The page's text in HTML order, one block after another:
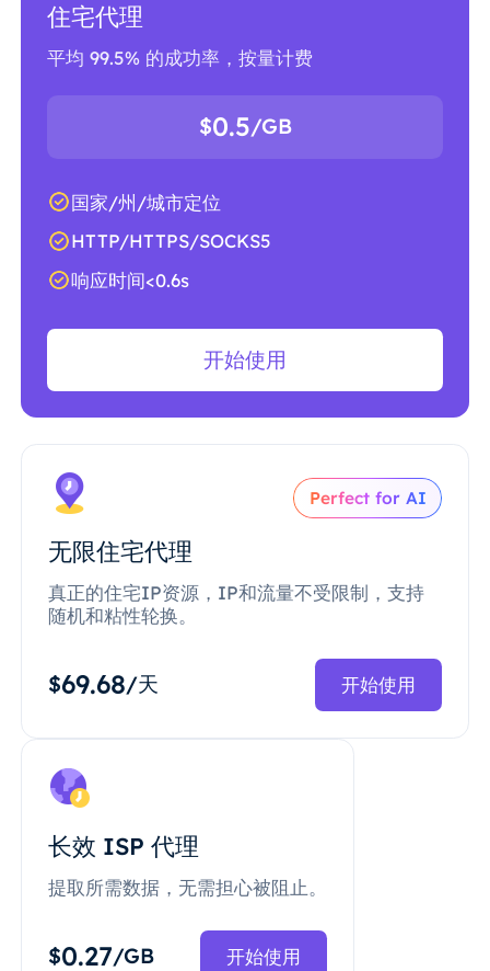
住宅代理
平均 99.5% 的成功率，按量计费
$0.5/GB
国家/州/城市定位
HTTP/HTTPS/SOCKS5
响应时间<0.6s
开始使用
Perfect for AI
无限住宅代理
真正的住宅IP资源，IP和流量不受限制，支持
随机和粘性轮换。
$69.68/天 开始使用
长效 ISP 代理
提取所需数据，无需担心被阻止。
$0.27/GB 开始使用